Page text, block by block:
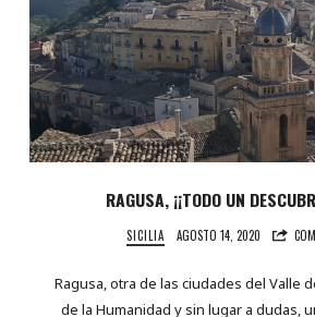
RAGUSA, ¡¡TODO UN
SICILIA AGOSTO 14, 2020
Ragusa, otra de las ciudades del Valle
de la Humanidad y sin lugar a dudas,